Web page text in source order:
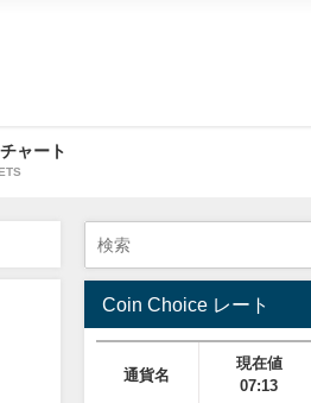
ャート
Coin Choice レート
通貨名
現在値
07:13